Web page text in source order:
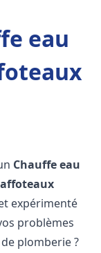
eau
Chauffe eau
expérimenté
problèmes
plomberie ?